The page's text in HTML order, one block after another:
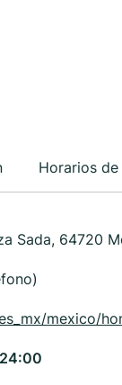
Horarios
Sada, 64720
mexico/